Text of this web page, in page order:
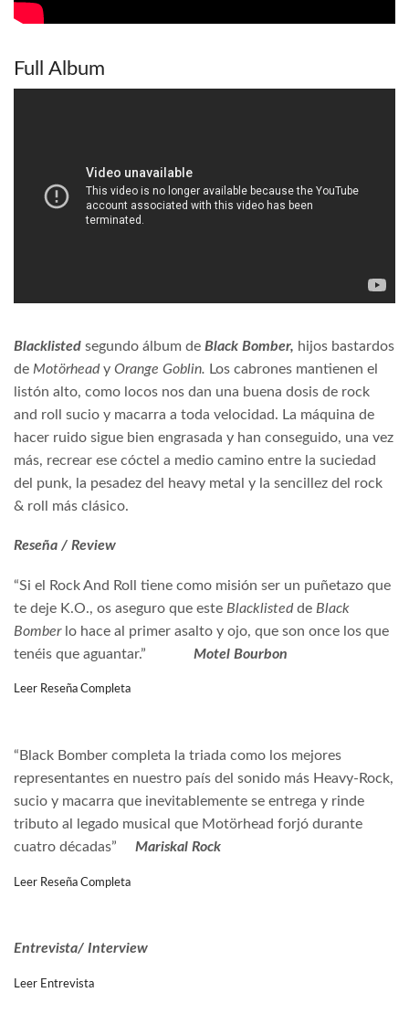
Full Album
Blacklisted segundo álbum de Black Bomber, hijos bastardos
de Motörheady Orange Goblin. Los cabrones mantienen el
listón alto, como locos nos dan una buena dosis de rock
and roll sucio y macarra a toda velocidad. La máquina de
hacer ruido sigue bien engrasada y han conseguido, una vez
más, recrear ese cóctel a medio camino entre la suciedad
del punk, la pesadez del heavy metal y la sencillez del rock
& roll más clásico.
Reseña / Review
“Si el Rock And Roll tiene como misión ser un puñetazo que
te deje K.O., os aseguro que este Blacklistedde Black
Bomberlo hace al primer asalto y ojo, que son once los que
tenéis que aguantar.”
Motel Bourbon
Leer Reseña Completa
“Black Bomber completa la triada como los mejores
representantes en nuestro país del sonido más Heavy-Rock,
sucio y macarra que inevitablemente se entrega y rinde
tributo al legado musical que Motörhead forjó durante
cuatro décadas”
Mariskal Rock
Leer Reseña Completa
Entrevista/ Interview
Leer Entrevista